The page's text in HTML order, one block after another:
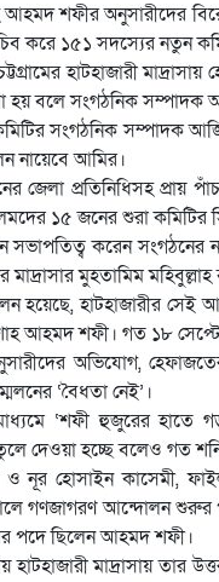
আহমদ শফীর অনুসারীদের
করে ১৫১ সদস্যের নতুন
হাটহাজারী
হয় বলে সংগঠনিক সম্পাদক
সংগঠনিক সম্পাদক
নায়েবে আমির।
জেলা প্রতিনিধিসহ
১৫ জনের শুরা কমিটির
সভাপতিত্ব করেন
মুহতামিম
হয়েছে, হাটহাজারীর
আহমদ শফী। গত ১৮
অভিযোগ,
‘বৈধতা নেই’।
‘শফী হুজুরের হাতে
দেওয়া হচ্ছে বলেও গত
নূর হোসাইন কাসেমী,
গণজাগরণ আন্দোলন
পদে ছিলেন আহমদ শফী।
মাদ্রাসায় তার